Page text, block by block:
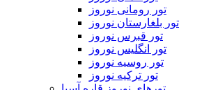
تور رومانی نوروز
تور بلغارستان نوروز
تور قبرس نوروز
تور انگلیس نوروز
تور روسیه نوروز
تور ترکیه نوروز